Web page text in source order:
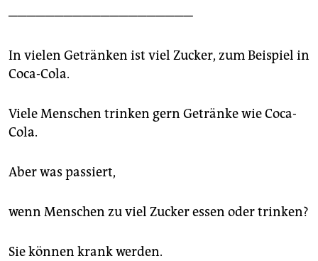
────────────────────
In vielen Getränken ist viel Zucker, zum Beispiel in
Coca-Cola.
Viele Menschen trinken gern Getränke wie Coca-
Cola.
Aber was passiert,
wenn Menschen zu viel Zucker essen oder trinken?
Sie können krank werden.